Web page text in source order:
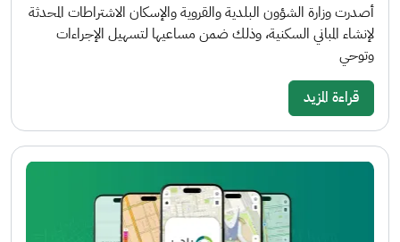
أصدرت وزارة الشؤون البلدية والقروية والإسكان الاشتراطات المحدثة
لإنشاء المباني السكنية، وذلك ضمن مساعيها لتسهيل الإجراءات
وتوحي
قراءة المزيد